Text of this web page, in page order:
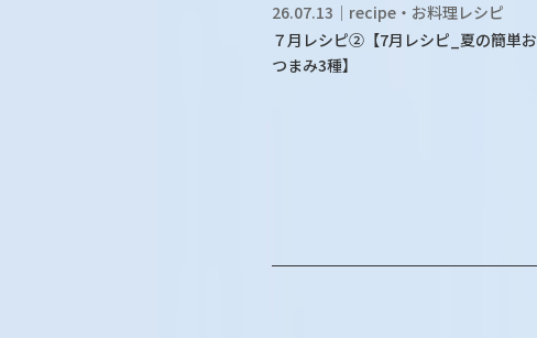
26.07.13｜recipe・お料理レシピ
７月レシピ②【7月レシピ_夏の簡単お
つまみ3種】